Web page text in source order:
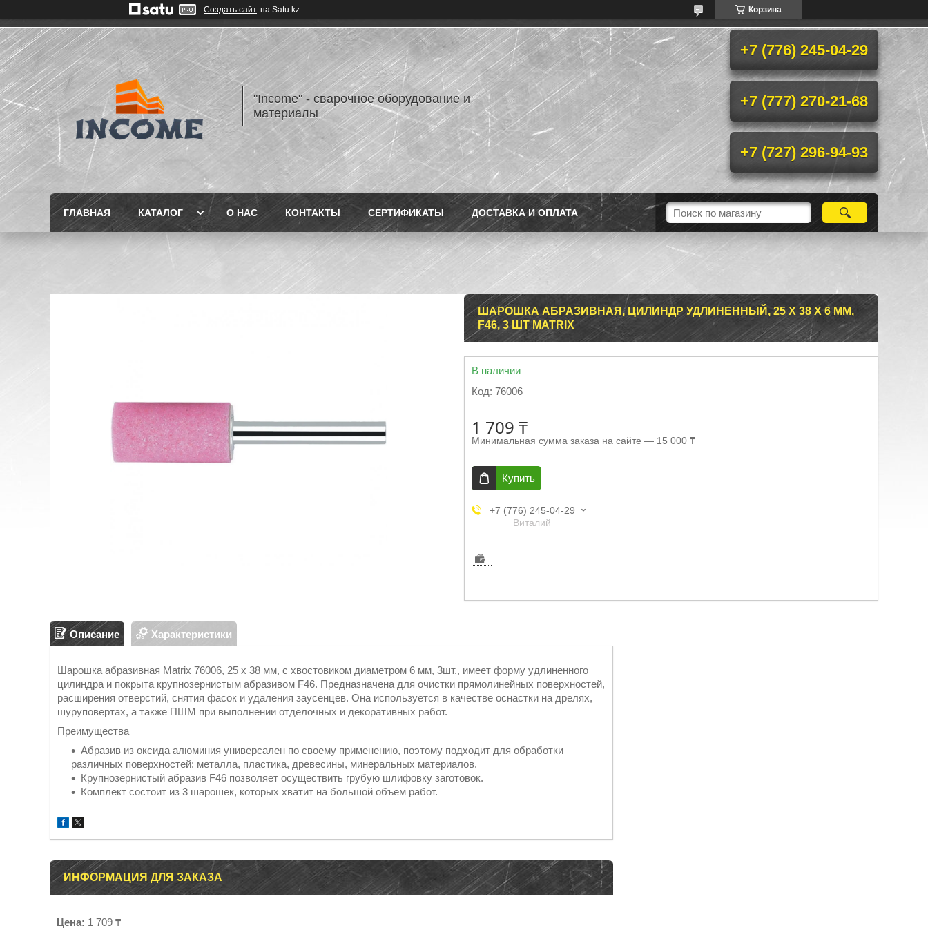
Создать сайт на Satu.kz Корзина
"Income" - сварочное оборудование и
материалы
+7 (776) 245-04-29
+7 (777) 270-21-68
+7 (727) 296-94-93
ГЛАВНАЯ КАТАЛОГ О НАС КОНТАКТЫ СЕРТИФИКАТЫ ДОСТАВКА И ОПЛАТА
ШАРОШКА АБРАЗИВНАЯ, ЦИЛИНДР УДЛИНЕННЫЙ, 25 X 38 X 6 ММ,
F46, 3 ШТ MATRIX
В наличии
Код: 76006
1 709 ₸
Минимальная сумма заказа на сайте — 15 000 ₸
Купить
+7 (776) 245-04-29
Виталий
Описание Характеристики
Шарошка абразивная Matrix 76006, 25 x 38 мм, с хвостовиком диаметром 6 мм, 3шт., имеет форму удлиненного
цилиндра и покрыта крупнозернистым абразивом F46. Предназначена для очистки прямолинейных поверхностей,
расширения отверстий, снятия фасок и удаления заусенцев. Она используется в качестве оснастки на дрелях,
шуруповертах, а также ПШМ при выполнении отделочных и декоративных работ.
Преимущества
Абразив из оксида алюминия универсален по своему применению, поэтому подходит для обработки
различных поверхностей: металла, пластика, древесины, минеральных материалов.
Крупнозернистый абразив F46 позволяет осуществить грубую шлифовку заготовок.
Комплект состоит из 3 шарошек, которых хватит на большой объем работ.
ИНФОРМАЦИЯ ДЛЯ ЗАКАЗА
Цена: 1 709 ₸